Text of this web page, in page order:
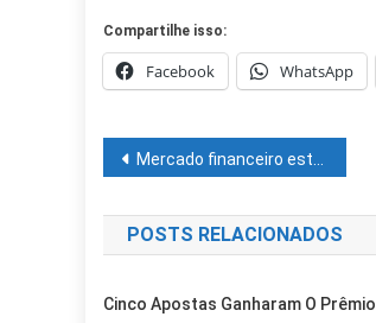
Compartilhe isso:
Facebook WhatsApp
Navegação
de
Post
Mercado financeiro está de olho em eventual aliança entre Lula e Alckmin
POSTS RELACIONADOS
Cinco Apostas Ganharam O Prêmio